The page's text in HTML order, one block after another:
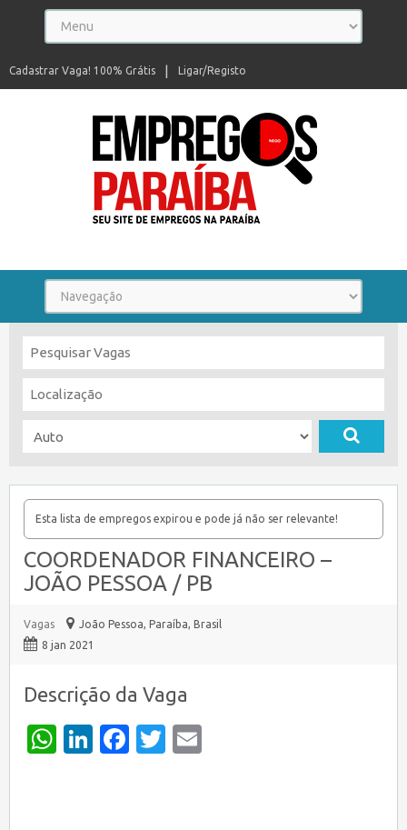
Ligar/Registo
Cadastrar Vaga! 100% Grátis
Esta lista de empregos expirou e pode já não ser relevante!
COORDENADOR FINANCEIRO –
JOÃO PESSOA / PB
Vagas João Pessoa, Paraíba, Brasil
8 jan 2021
Descrição da Vaga
WhatsApp
LinkedIn
Facebook
Twitter